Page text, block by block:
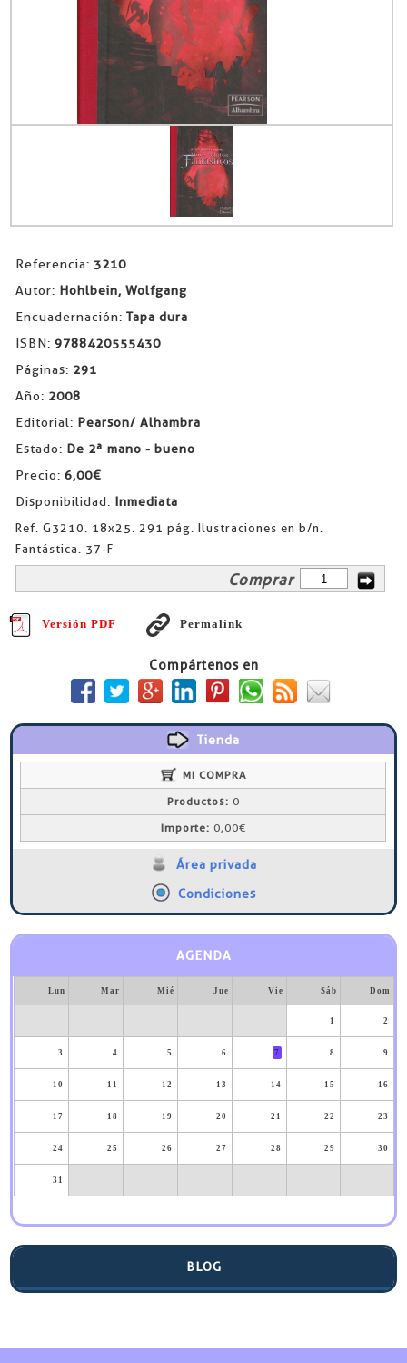
Referencia: 3210
Autor: Hohlbein, Wolfgang
Encuadernación: Tapa dura
ISBN: 9788420555430
Páginas: 291
Año: 2008
Editorial: Pearson/ Alhambra
Estado: De 2ª mano - bueno
Precio: 6,00€
Disponibilidad: Inmediata
Ref. G3210. 18x25. 291 pág. Ilustraciones en b/n.
Fantástica. 37-F
Comprar
Versión PDF Permalink
Compártenos en
Tienda
MI COMPRA
Productos: 0
Importe: 0,00€
Área privada
Condiciones
AGENDA
Lun Mar Mié Jue Vie Sáb Dom
1 2
3 4 5 6 7 8 9
10 11 12 13 14 15 16
17 18 19 20 21 22 23
24 25 26 27 28 29 30
31
BLOG